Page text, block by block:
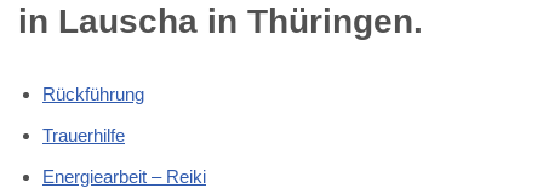
in Lauscha in Thüringen.
Rückführung
Trauerhilfe
Energiearbeit – Reiki